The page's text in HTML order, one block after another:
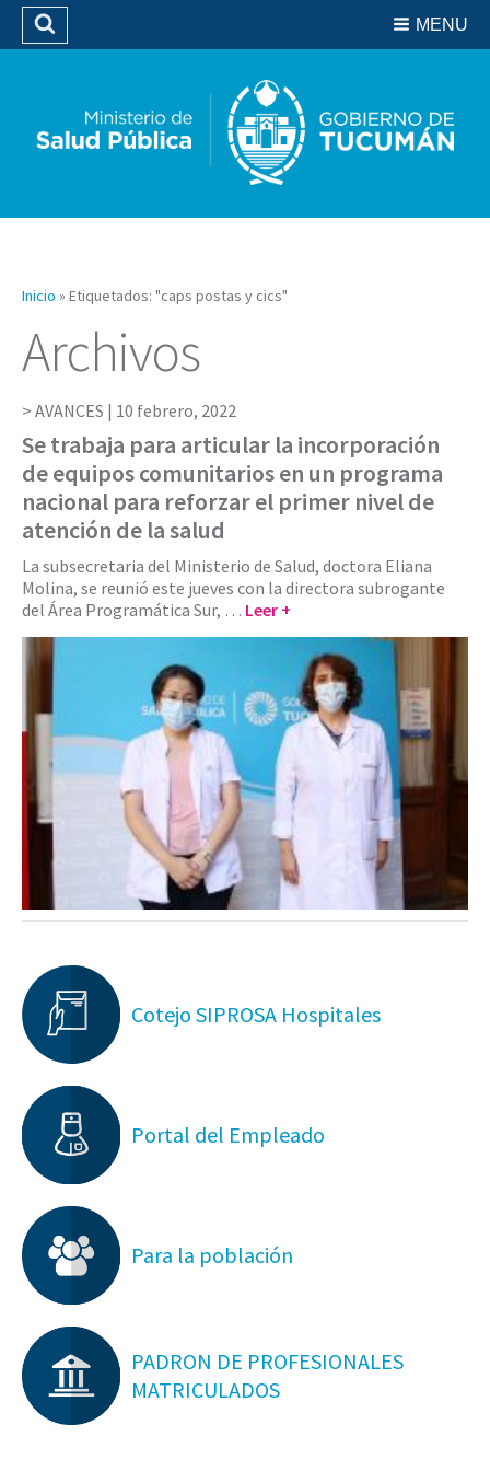
Biblioteca
MENU
Buscar
Inicio » Etiquetados: "caps postas y cics"
Archivos
AVANCES | 10 febrero, 2022
Se trabaja para articular la incorporación
de equipos comunitarios en un programa
nacional para reforzar el primer nivel de
atención de la salud
La subsecretaria del Ministerio de Salud, doctora Eliana
Molina, se reunió este jueves con la directora subrogante
del Área Programática Sur, … Leer +
Cotejo SIPROSA Hospitales
Portal del Empleado
Para la población
PADRON DE PROFESIONALES
MATRICULADOS